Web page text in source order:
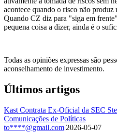
acontece quando o risco não produz
Quando CZ diz para "siga em
pequena coisa a dizer, ainda é o
Todas as opiniões expressas são
aconselhamento de investimento.
Últimos artigos
Kast Contrata Ex-Oficial da SEC
Comunicações de Políticas
to****@gmail.com|2026-05-07